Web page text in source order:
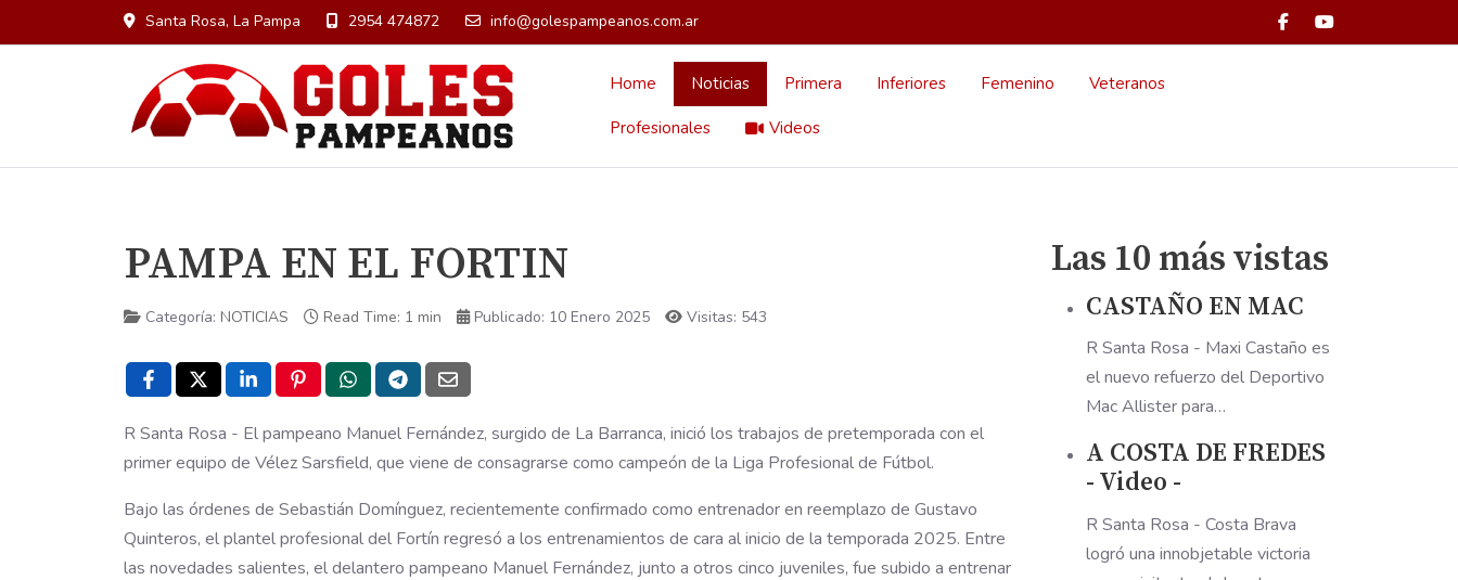
Santa Rosa, La Pampa 2954 474872 info@golespampeanos.com.ar
Home Noticias Primera Inferiores Femenino Veteranos
Profesionales Videos
PAMPA EN EL FORTIN
Categoría: NOTICIAS Read Time: 1 min Publicado: 10 Enero 2025 Visitas: 543
R Santa Rosa - El pampeano Manuel Fernández, surgido de La Barranca, inició los trabajos de pretemporada con el
primer equipo de Vélez Sarsfield, que viene de consagrarse como campeón de la Liga Profesional de Fútbol.
Bajo las órdenes de Sebastián Domínguez, recientemente confirmado como entrenador en reemplazo de Gustavo
Quinteros, el plantel profesional del Fortín regresó a los entrenamientos de cara al inicio de la temporada 2025. Entre
las novedades salientes, el delantero pampeano Manuel Fernández, junto a otros cinco juveniles, fue subido a entrenar
Las 10 más vistas
CASTAÑO EN MAC
R Santa Rosa - Maxi Castaño es
el nuevo refuerzo del Deportivo
Mac Allister para…
A COSTA DE FREDES
- Video -
R Santa Rosa - Costa Brava
logró una innobjetable victoria